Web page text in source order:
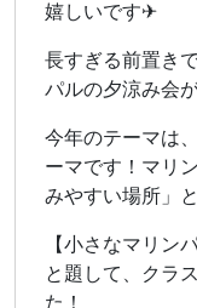
嬉しいです✈
長すぎる前置き
パルの夕涼み会
今年のテーマは
ーマです！マリ
みやすい場所」
【小さなマリン
と題して、クラ
た！